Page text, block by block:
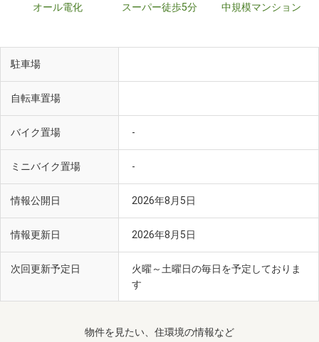
オール電化 スーパー徒歩5分 中規模マンション
駐車場
自転車置場
バイク置場 -
ミニバイク置場 -
情報公開日 2026年8月5日
情報更新日 2026年8月5日
次回更新予定日
火曜～土曜日の毎日を予定しておりま
す
物件を見たい、住環境の情報など